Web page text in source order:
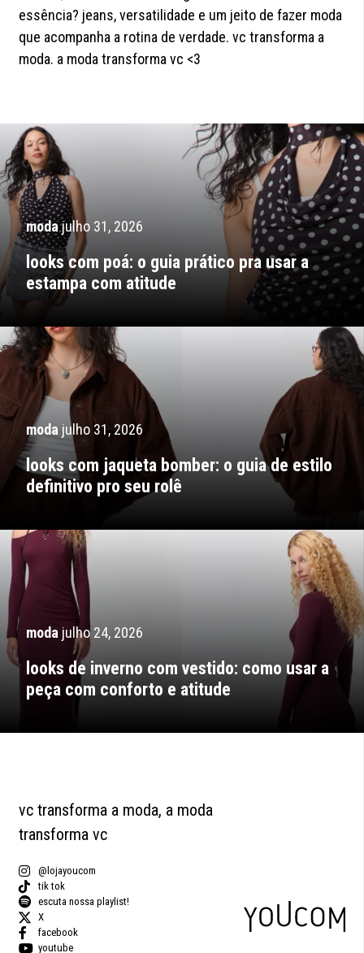
essência? jeans, versatilidade e um jeito de fazer moda
que acompanha a rotina de verdade. vc transforma a
moda. a moda transforma vc <3
modajulho 31, 2026
looks com poá: o guia prático pra usar a
estampa com atitude
moda julho 31, 2026
looks com jaqueta bomber: o guia de estilo
definitivo pro seu rolê
moda julho 24, 2026
looks de inverno com vestido: como usar a
peça com conforto e atitude
vc transforma a moda, a moda
transforma vc
@lojayoucom
tik tok
escuta nossa playlist!
X
facebook
youtube